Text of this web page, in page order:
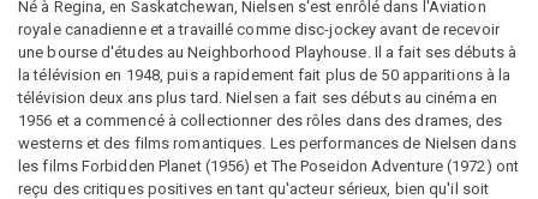
Né à Regina, en Saskatchewan, Nielsen s'est enrôlé dans l'Aviation
royale canadienne et a travaillé comme disc-jockey avant de recevoir
une bourse d'études au Neighborhood Playhouse. Il a fait ses débuts à
la télévision en 1948, puis a rapidement fait plus de 50 apparitions à la
télévision deux ans plus tard. Nielsen a fait ses débuts au cinéma en
1956 et a commencé à collectionner des rôles dans des drames, des
westerns et des films romantiques. Les performances de Nielsen dans
les films Forbidden Planet (1956) et The Poseidon Adventure (1972) ont
reçu des critiques positives en tant qu'acteur sérieux, bien qu'il soit